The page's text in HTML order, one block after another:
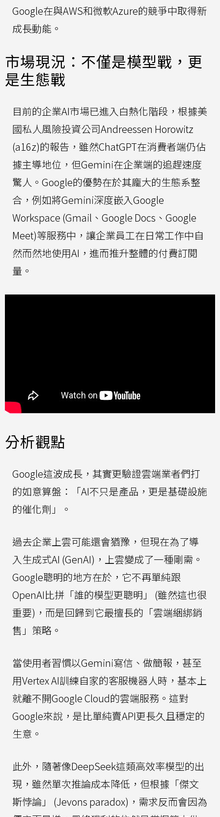
Google在與AWS和微軟Azure的競爭中取得新
成長動能。
市場現況：不僅是模型戰，更
是生態戰
目前的企業AI市場已進入白熱化階段，根據美
國私人風險投資公司Andreessen Horowitz
(a16z)的報告，雖然ChatGPT在消費者端仍佔
據主導地位，但Gemini在企業端的追趕速度
驚人。Google的優勢在於其龐大的生態系整
合，例如將Gemini深度嵌入Google
Workspace (Gmail、Google Docs、Google
Meet)等服務中，讓企業員工在日常工作中自
然而然地使用AI，進而推升整體的付費訂閱
量。
分析觀點
Google這波成長，其實更驗證雲端業者們打
的如意算盤：「AI不只是產品，更是基礎設施
的催化劑」。
過去企業上雲可能還會猶豫，但現在為了導
入生成式AI (GenAI)，上雲變成了一種剛需。
Google聰明的地方在於，它不再單純跟
OpenAI比拼「誰的模型更聰明」 (雖然這也很
重要)，而是回歸到它最擅長的「雲端綑綁銷
售」策略。
當使用者習慣以Gemini寫信、做簡報，甚至
用Vertex AI訓練自家的客服機器人時，基本上
就離不開Google Cloud的雲端服務。這對
Google來說，是比單純賣API更長久且穩定的
生意。
此外，隨著像DeepSeek這類高效率模型的出
現，雖然單次推論成本降低，但根據「傑文
斯悖論」 (Jevons paradox)，需求反而會因為